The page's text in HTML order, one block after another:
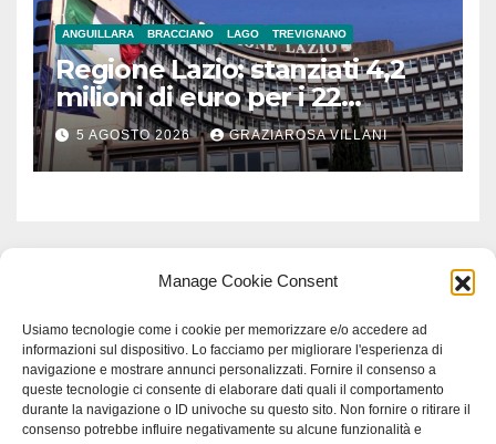
Manage Cookie Consent
Usiamo tecnologie come i cookie per memorizzare e/o accedere ad
informazioni sul dispositivo. Lo facciamo per migliorare l'esperienza di
navigazione e mostrare annunci personalizzati. Fornire il consenso a
queste tecnologie ci consente di elaborare dati quali il comportamento
durante la navigazione o ID univoche su questo sito. Non fornire o ritirare il
consenso potrebbe influire negativamente su alcune funzionalità e
ANGUILLARA BRACCIANO LAGO TREVIGNANO
Regione Lazio: stanziati 4,2
milioni di euro per i 22
Comuni dell’Etruria
Meridionale
5 AGOSTO 2026 GRAZIAROSA VILLANI